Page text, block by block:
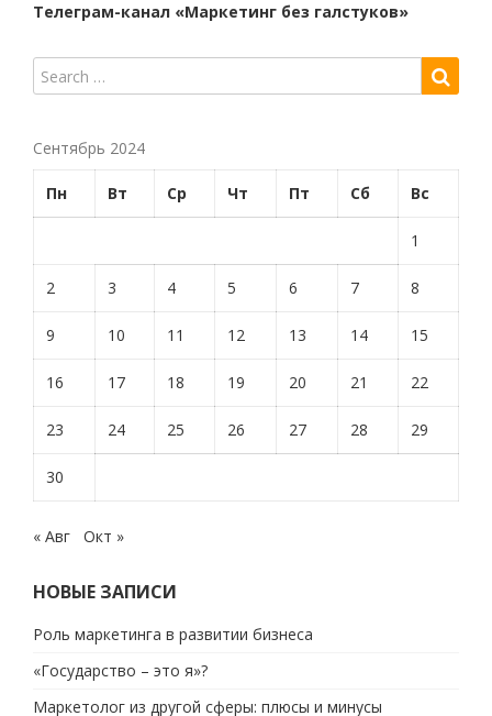
Телеграм-канал «Маркетинг без галстуков»
Сентябрь 2024
Пн Вт Ср Чт Пт Сб Вс
1
2 3 4 5 6 7 8
9 10 11 12 13 14 15
16 17 18 19 20 21 22
23 24 25 26 27 28 29
30
« Авг Окт »
НОВЫЕ ЗАПИСИ
Роль маркетинга в развитии бизнеса
«Государство – это я»?
Маркетолог из другой сферы: плюсы и минусы